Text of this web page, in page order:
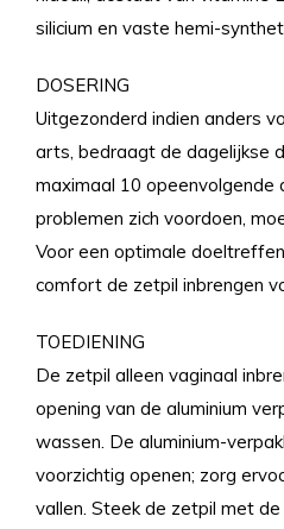
silicium en vaste hemi-
DOSERING
Uitgezonderd indien anders
arts, bedraagt de dagelijkse
maximaal 10 opeenvolgende
problemen zich voordoen,
Voor een optimale
comfort de zetpil inbrengen
TOEDIENING
De zetpil alleen vaginaal
opening van de aluminium
wassen. De aluminium-
voorzichtig openen; zorg
vallen. Steek de zetpil met